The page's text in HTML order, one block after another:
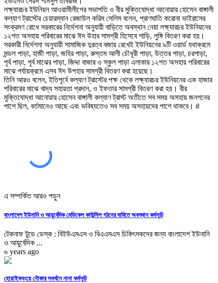
লক্ষ্যারচর ইউনিয়ন আওয়ামীলীগের সভাপতি ও বীর মুক্তিযোদ্ধা আনোয়ার হোসেন বাঙ্গালী
কল্যাণ ট্রাস্টের চেয়ারম্যান রেজাউল করিম সেলিম বলেন, প্রাণঘাতি করোনা ভাইরাসের
সংক্রমণ রোধে সরকারের নির্দেশনা অনুযায়ী বাড়িতে অবস্থান নেয়া লক্ষ্যারচর ইউনিয়নের
১২শত অসহায় পরিবারের মাঝে ঈদ উহার সামগ্রী হিসেবে শাড়ি, লুঙ্গি বিতরণ করা হয়।
সরকারী নির্দেশনা অনুযায়ী সামাজিক দুরত্ব বজায় রেখেই ইউনিয়নের ৯টি ওয়ার্ড যথাক্রমে
মন্ডল পাড়া, হাজী পাড়া, জহির পাড়া, রুস্তম আলী চৌধূরী পাড়া, উত্তর পাড়া, চরপাড়া,
পূর্ব পাড়া, পূর্ব মাঝের পাড়া, জিদ্দা বাজার ও স্কুল পাড়া এলাকার ১২শত অসহায় পরিবারের
মাঝে পর্যায়ক্রমে এসব ঈদ উপহার সামগ্রী বিতরণ করা হয়েছে।
তিনি আরও বলেন, ইতিপূর্বে কল্যাণ ট্রাস্টের পক্ষ থেকে লক্ষ্যারচর ইউনিয়নের এক হাজার
পরিবারের মাঝে খাদ্য সহায়তা প্রদান, ও ইফতার সামগ্রী বিতরণ করা হয়। বীর
মুক্তিযোদ্ধা আনোয়ার হোসেন বাঙ্গালী কল্যাণ ট্রাস্ট অতীতে সব সময় অসহায় জনগনের
পাশে ছিল, বর্তমানেও আছে এবং ভবিষ্যতেও সব সময় অসহায়দের পাশে থাকবে। #
এ সম্পর্কিত আরও পড়ুন
বাংলাদেশ ইউনানি ও আয়ুর্বেদিক মেডিকেল কাউন্সিল গঠনের দাবিতে অবস্থান কর্মসূচি
টেকনাফ টুডে ডেস্ক : বিইউএমএস ও বিএএমএস চিকিৎসকদের জন্য বাংলাদেশ ইউনানি
ও আয়ুর্বেদিক ...
৬ years ago
হোয়াইক্যংয়ে নৌকার সমর্থনে নানা কর্মসূচি